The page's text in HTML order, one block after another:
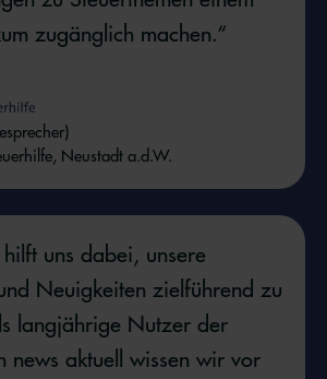
zugänglich machen.“
Neustadt a.d.W.
hilft uns dabei, unsere
Neuigkeiten zielführend zu
langjährige Nutzer der
news aktuell wissen wir vor